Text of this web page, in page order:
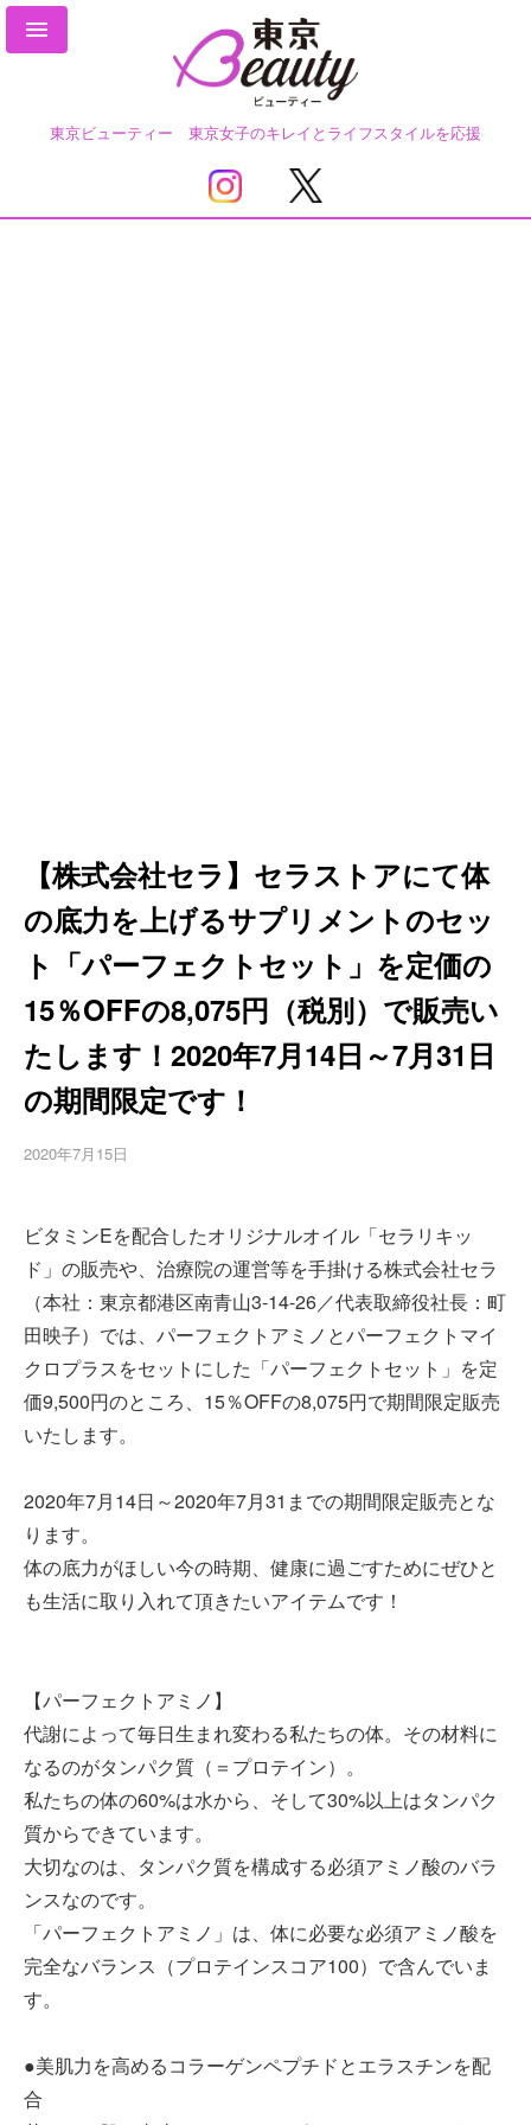
東京ビューティー 東京女子のキレイとライフスタイルを応援
【株式会社セラ】セラストアにて体
の底力を上げるサプリメントのセッ
ト「パーフェクトセット」を定価の
15％OFFの8,075円（税別）で販売い
たします！2020年7月14日～7月31日
の期間限定です！
2020年7月15日
ビタミンEを配合したオリジナルオイル「セラリキッ
ド」の販売や、治療院の運営等を手掛ける株式会社セラ
（本社：東京都港区南青山3-14-26／代表取締役社長：町
田映子）では、パーフェクトアミノとパーフェクトマイ
クロプラスをセットにした「パーフェクトセット」を定
価9,500円のところ、15％OFFの8,075円で期間限定販売
いたします。
2020年7月14日～2020年7月31までの期間限定販売とな
ります。
体の底力がほしい今の時期、健康に過ごすためにぜひと
も生活に取り入れて頂きたいアイテムです！
【パーフェクトアミノ】
代謝によって毎日生まれ変わる私たちの体。その材料に
なるのがタンパク質（＝プロテイン）。
私たちの体の60%は水から、そして30%以上はタンパク
質からできています。
大切なのは、タンパク質を構成する必須アミノ酸のバラ
ンスなのです。
「パーフェクトアミノ」は、体に必要な必須アミノ酸を
完全なバランス（プロテインスコア100）で含んでいま
す。
●美肌力を高めるコラーゲンペプチドとエラスチンを配
合